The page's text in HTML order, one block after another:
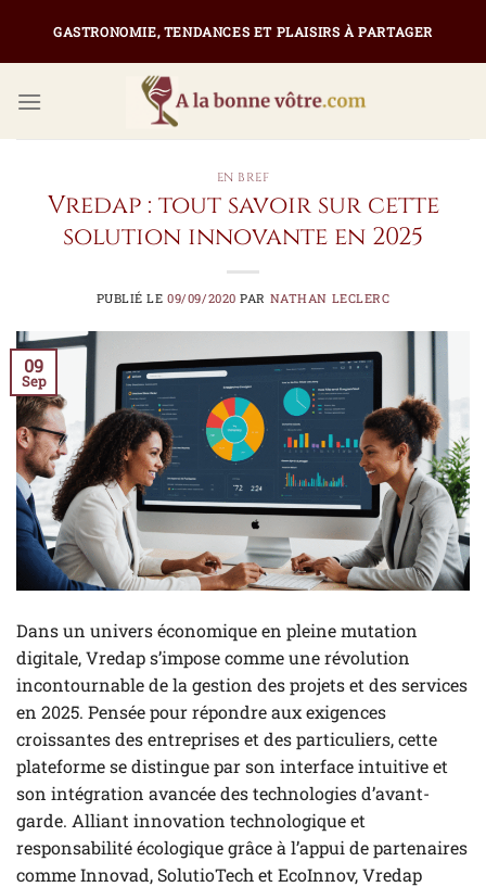
contenu
GASTRONOMIE, TENDANCES ET PLAISIRS À PARTAGER
EN BREF
Vredap : tout savoir sur cette
solution innovante en 2025
PUBLIÉ LE09/09/2020 PAR NATHAN LECLERC
09
Sep
Dans un univers économique en pleine mutation
digitale, Vredap s’impose comme une révolution
incontournable de la gestion des projets et des services
en 2025. Pensée pour répondre aux exigences
croissantes des entreprises et des particuliers, cette
plateforme se distingue par son interface intuitive et
son intégration avancée des technologies d’avant-
garde. Alliant innovation technologique et
responsabilité écologique grâce à l’appui de partenaires
comme Innovad, SolutioTech et EcoInnov, Vredap